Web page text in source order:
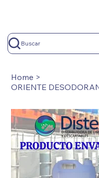
Buscar
Home >
ORIENTE